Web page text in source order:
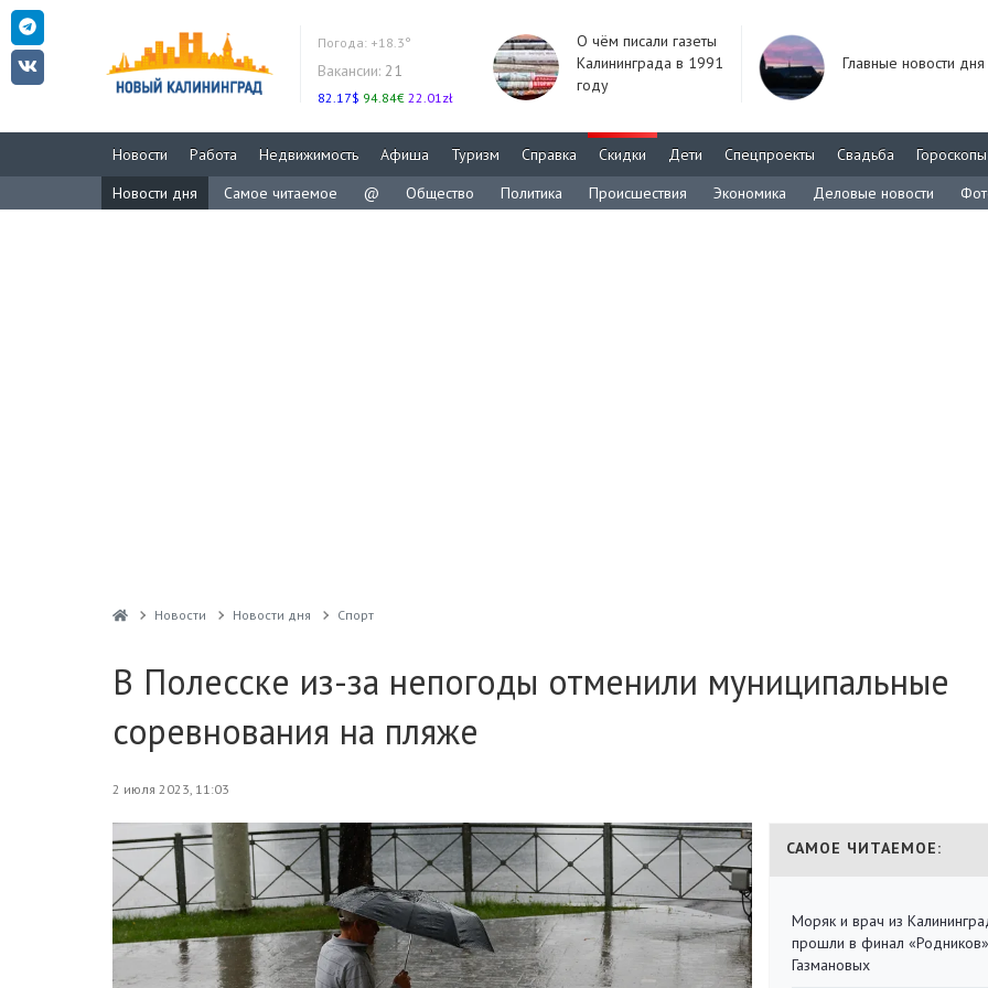
Погода: +18.3°
Вакансии: 21
82.17$ 94.84€ 22.01zł
О чём писали газеты
Калининграда в 1991
году
Главные новости дня
Новости Работа Недвижимость Афиша Туризм Справка Скидки Дети Спецпроекты Свадьба
Гороскопы
Новости дня
Самое читаемое @ Общество Политика Происшествия Экономика Деловые новости
Новости Новости дня Спорт
В Полесске из-за непогоды отменили муниципальные
соревнования на пляже
2 июля 2023, 11:03
САМОЕ ЧИТАЕМОЕ:
Моряк и врач из
прошли в финал «Родников»
Газмановых